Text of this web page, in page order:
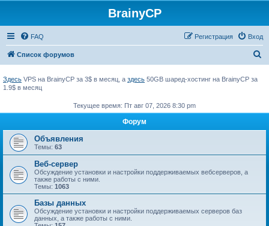
BrainyCP
FAQ Вход
Регистрация
Список форумов
к
Здесь VPS на BrainyCP за 3$ в месяц, а здесь 50GB шаред-хостинг на BrainyCP за
1.9$ в месяц
Текущее время: Пт авг 07, 2026 8:30 pm
Форум
Объявления
Темы: 63
Веб-сервер
Обсуждение установки и настройки поддерживаемых вебсерверов, а
также работы с ними.
Темы: 1063
Базы данных
Обсуждение установки и настройки поддерживаемых серверов баз
данных, а также работы с ними.